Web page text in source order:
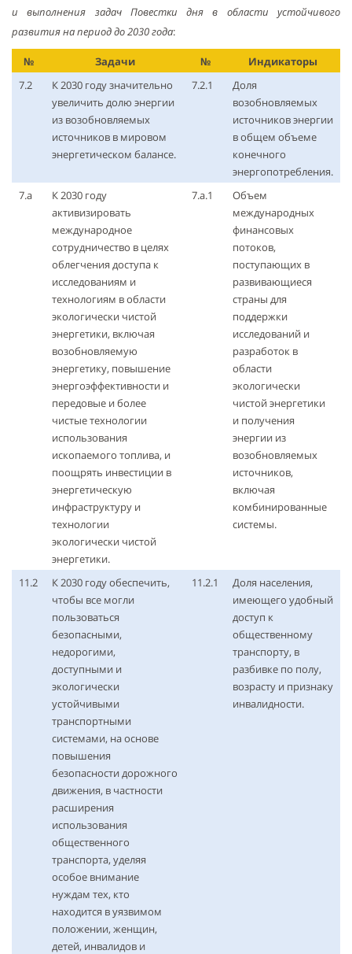
и выполнения задач Повестки дня в области устойчивого
развития на период до 2030 года:
№ Задачи №
Индикаторы
7.2
К 2030 году значительно
увеличить долю энергии
из возобновляемых
источников в мировом
энергетическом балансе.
7.2.1
Доля
возобновляемых
источников энергии
в общем объеме
конечного
энергопотребления.
7.a
К 2030 году
активизировать
международное
сотрудничество в целях
облегчения доступа к
исследованиям и
технологиям в области
экологически чистой
энергетики, включая
возобновляемую
энергетику, повышение
энергоэффективности и
передовые и более
чистые технологии
использования
ископаемого топлива, и
поощрять инвестиции в
энергетическую
инфраструктуру и
технологии
экологически чистой
энергетики.
7.а.1
Объем
международных
финансовых
потоков,
поступающих в
развивающиеся
страны для
поддержки
исследований и
разработок в
области
экологически
чистой энергетики
и получения
энергии из
возобновляемых
источников,
включая
комбинированные
системы.
11.2
К 2030 году обеспечить,
чтобы все могли
пользоваться
безопасными,
недорогими,
доступными и
экологически
устойчивыми
транспортными
системами, на основе
повышения
безопасности дорожного
движения, в частности
расширения
использования
общественного
транспорта, уделяя
особое внимание
нуждам тех, кто
находится в уязвимом
положении, женщин,
детей, инвалидов и
11.2.1
Доля населения,
имеющего удобный
доступ к
общественному
транспорту, в
разбивке по полу,
возрасту и признаку
инвалидности.